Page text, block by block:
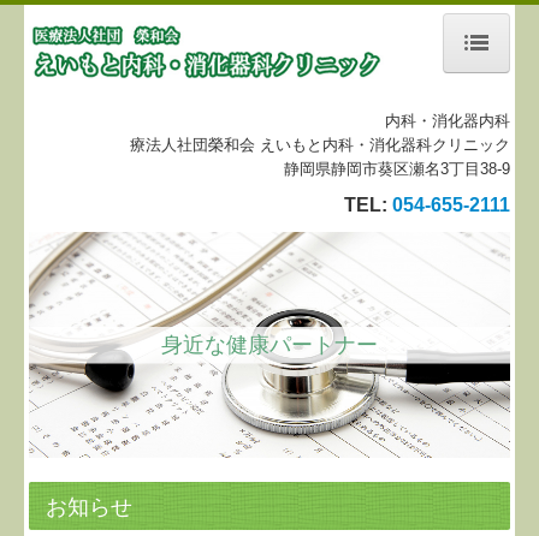
診療案内
施設、設備など
施設基準について
地図、交通案内
個人情報保護方針
内科・消化器内科
療法人社団榮和会 えいもと内科・消化器科クリニック
静岡県静岡市葵区瀬名3丁目38-9
TEL: 054-655-2111
身近な健康パートナー
お知らせ